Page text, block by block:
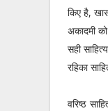
किए है,
अकादमी
सही
रहिका
वरिष्ठ